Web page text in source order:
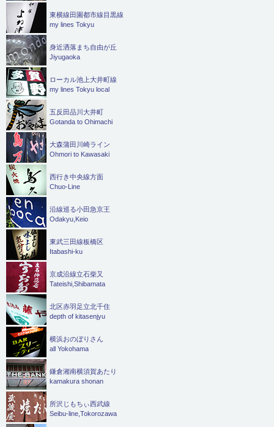
東横線田園都市線目黒線
my lines Tokyu
身近洒落まち自由が丘
Jiyugaoka
ローカル池上大井町線
my lines Tokyu local
五反田品川大井町
Gotanda to Ohimachi
大森蒲田川崎ライン
Ohmori to Kawasaki
西行き中央線方面
Chuo-Line
沿線巡る小田急京王
Odakyu,Keio
東武三田線板橋区
Itabashi-ku
京成沿線立石柴又
Tateishi,Shibamata
北区赤羽足立北千住
depth of kitasenjyu
横浜おのぼりさん
all Yokohama
鎌倉湘南横須賀あたり
kamakura shonan
所沢じもちぃ西武線
Seibu-line,Tokorozawa